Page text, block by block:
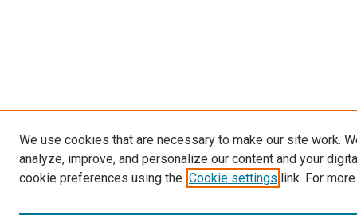
We use cookies that are necessary to make our site work.
analyze, improve, and personalize our content and your
cookie preferences using the Cookie settings link. For